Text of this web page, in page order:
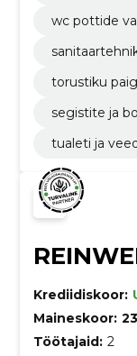
wc pottide
torustiku
segistite ja
tualeti ja
Krediidiskoor:
Maineskoor:
Töötajaid: 2